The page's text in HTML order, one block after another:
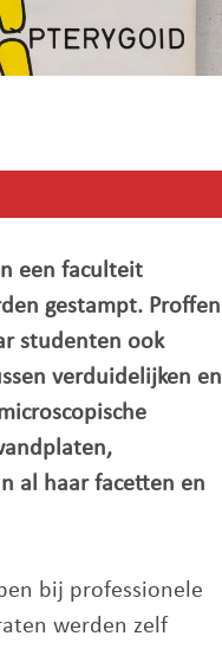
een faculteit
gestampt. Proffen
studenten ook
verduidelijken en
al haar facetten en
bij professionele
werden zelf